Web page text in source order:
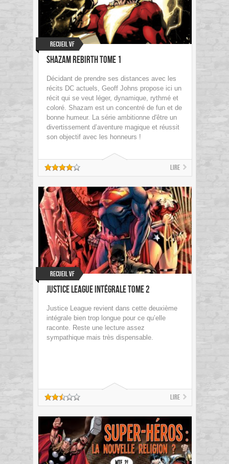
Recueil VF
Shazam Rebirth Tome 1
Décidant de prendre ses distances avec les
récits DC actuels, Geoff Johns propose ici un
récit qui se veut léger, dynamique, rythmé et
coloré. Shazam est un concentré de fun et de
bonne humeur. La série ambitionne d'être un
divertissement d’aventure magique et réussit
son objectif avec les honneurs !
Lire
Recueil VF
Justice League Intégrale Tome 2
Justice League revient dans cette deuxième
intégrale bien trop longue pour ce qu’elle
raconte. Reste une lecture assez
sympathique mais très dispensable.
Lire